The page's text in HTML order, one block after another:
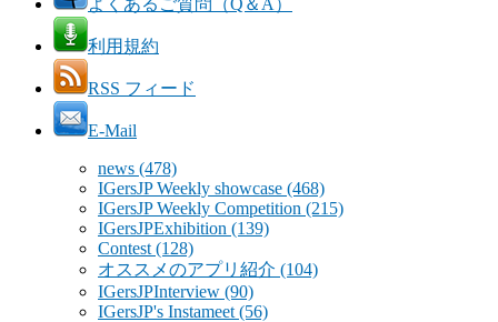
よくあるご質問（Q＆A）
利用規約
RSS フィード
E-Mail
news (478)
IGersJP Weekly showcase (468)
IGersJP Weekly Competition (215)
IGersJPExhibition (139)
Contest (128)
オススメのアプリ紹介 (104)
IGersJPInterview (90)
IGersJP's Instameet (56)